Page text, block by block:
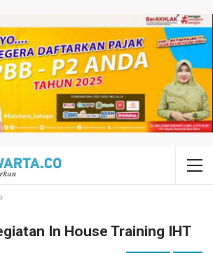
In House Training IHT